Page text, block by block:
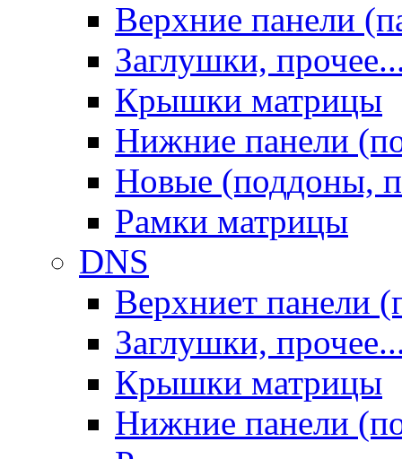
Верхние панели
Заглушки,
Крышки матрицы
Нижние панели
Новые (поддоны,
Рамки матрицы
DNS
Верхниет панели
Заглушки,
Крышки матрицы
Нижние панели